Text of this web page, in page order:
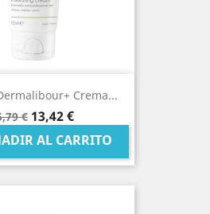
Crema...
€ Precio
13,42 €
AL CARRITO